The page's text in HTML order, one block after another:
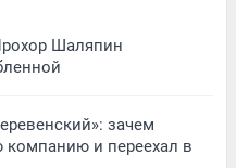
Шаляпин
зачем
компанию и переехал в